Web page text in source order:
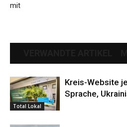
mit
Total Lokal
Kreis-Website
Sprache,